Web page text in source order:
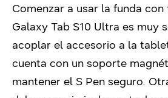
Comenzar a usar la funda
Galaxy Tab S10 Ultra es muy
acoplar el accesorio a la
cuenta con un soporte
mantener el S Pen seguro.